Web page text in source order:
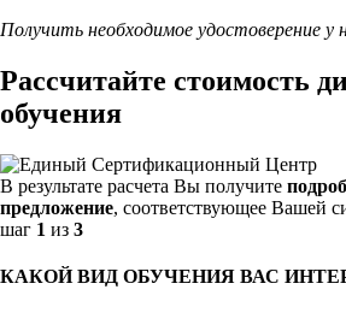
Получить необходимое удостоверение у
Рассчитайте стоимость
обучения
В результате расчета Вы получите
предложение, соответствующее Вашей
шаг 1 из 3
КАКОЙ ВИД ОБУЧЕНИЯ ВАС